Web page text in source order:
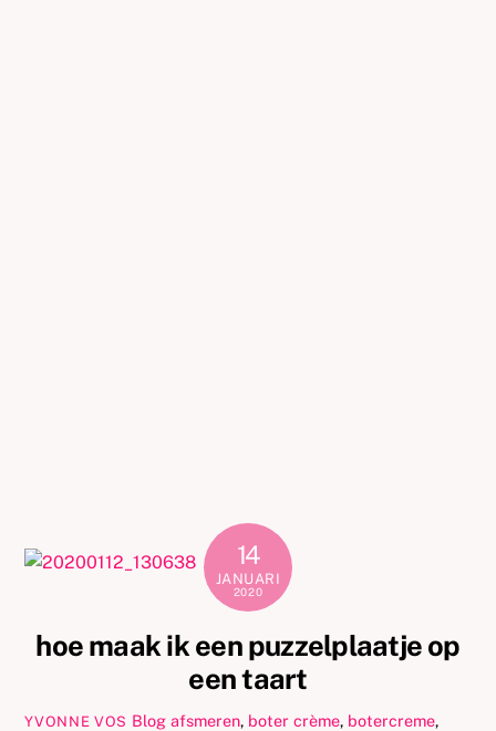
14
JANUARI
2020
hoe maak ik een puzzelplaatje op
een taart
YVONNE VOS Blog afsmeren, boter crème, botercreme,